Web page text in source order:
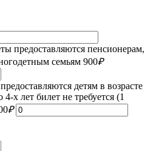
предоставляются пенсионерам,
семьям 900₽
детям в возрасте
х лет билет не требуется (1
₽